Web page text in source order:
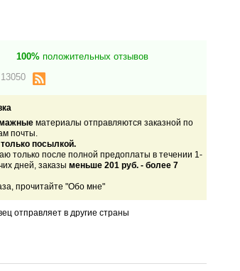
100%положительных отзывов
13050
материалы отправляются заказной по
почты.
посылкой.
только после полной предоплаты в течении 1-
дней, заказы меньше 201 руб. - более 7
прочитайте "Обо мне"
отправляет в другие страны